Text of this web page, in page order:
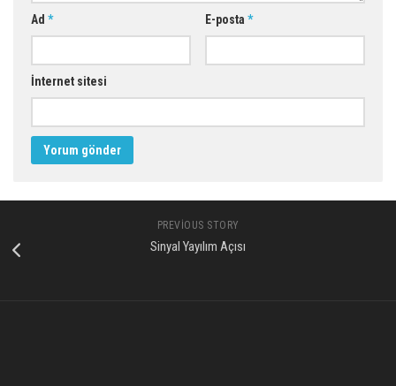
Ad * E-posta *
İnternet sitesi
PREVIOUS STORY
Sinyal Yayılım Açısı